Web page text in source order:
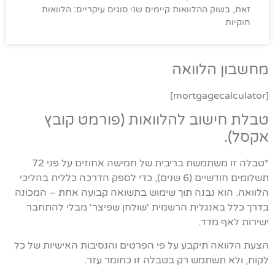
זאת, בשוק ההלוואות קיימים שני סוגים עיקריים: הלוואות
חוקיות
מחשבון הלוואה
[mortgagecalculator]
טבלת חישוב להלוואות (פורמט קובץ
אקסל).
*טבלה זו משתמשת בריבית של חמישה אחוזים על פני 72
תשלומים חודשיים (6 שנים), כדי לספק הדרכה כללית בהליכי
הלוואה. הוא נבנה תוך שימוש בתשואה קבועה אחת – המכונה
בדרך כלל באנגלית הרשמית 'שולחן שפיצר' מבלי להתחבר
ישירות לאף מדד.
הצעת הלוואה תיקבע על פי הפרטים והנסיבות האישיות של כל
לקוח, ולא תשתמש רק בטבלה זו כחומר עזר.